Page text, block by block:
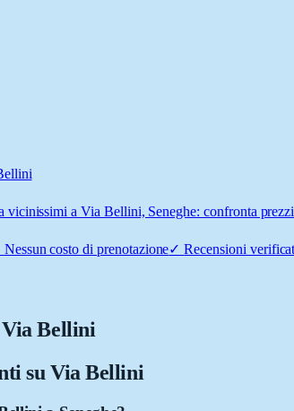
vicinissimi a Via Bellini, Seneghe: confronta
Nessun costo di prenotazione✓Recensioni
Via Bellini
su Via Bellini